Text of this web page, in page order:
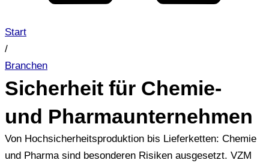
Start
/
Branchen
Sicherheit für Chemie-
und Pharmaunternehmen
Von Hochsicherheitsproduktion bis Lieferketten: Chemie
und Pharma sind besonderen Risiken ausgesetzt. VZM